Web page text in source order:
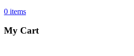
0 items
My Cart